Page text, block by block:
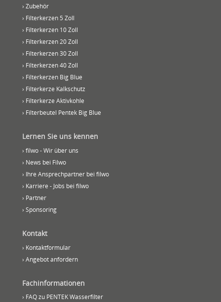
› Zubehör
› Filterkerzen 5 Zoll
› Filterkerzen 10 Zoll
› Filterkerzen 20 Zoll
› Filterkerzen 30 Zoll
› Filterkerzen 40 Zoll
› Filterkerzen Big Blue
› Filterkerze Kalkschutz
› Filterkerze Aktivkohle
› Filterbeutel Pentek Big Blue
Lernen Sie uns kennen
› filwo - Wir über uns
› News bei Filwo
› Ihre Ansprechpartner bei filwo
› Karriere - Jobs bei filwo
› Partner
› Sponsoring
Kontakt
› Kontaktformular
› Angebot anfordern
Fachinformationen
› FAQ zu PENTEK Wasserfilter